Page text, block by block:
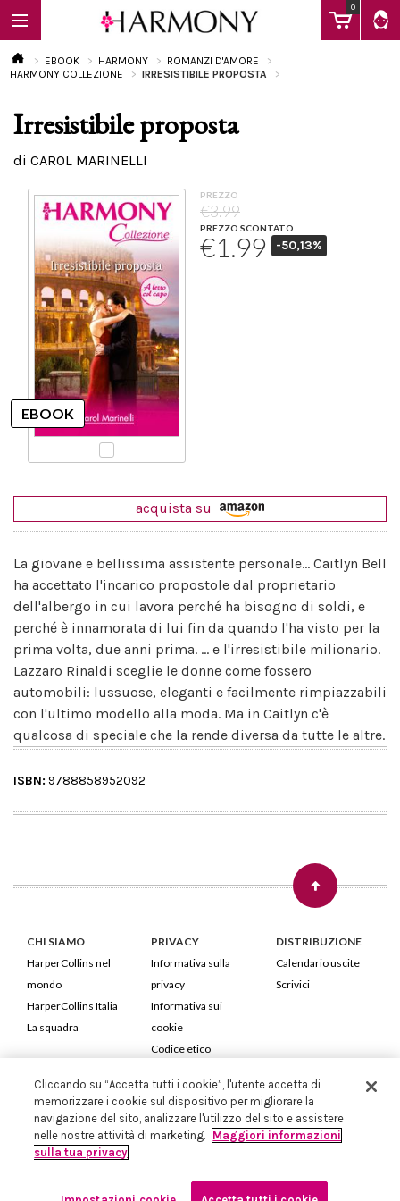
0
EBOOK
Calendario
EBOOK HARMONY
ROMANZI D'AMORE
HARMONY COLLEZIONE
IRRESISTIBILE PROPOSTA
Irresistibile proposta
di CAROL MARINELLI
PREZZO
€3.99
PREZZO SCONTATO
€1.99 -50,13%
acquista su
La giovane e bellissima assistente personale... Caitlyn Bell
ha accettato l'incarico propostole dal proprietario
dell'albergo in cui lavora perché ha bisogno di soldi, e
perché è innamorata di lui fin da quando l'ha visto per la
prima volta, due anni prima. ... e l'irresistibile milionario.
Lazzaro Rinaldi sceglie le donne come fossero
automobili: lussuose, eleganti e facilmente rimpiazzabili
con l'ultimo modello alla moda. Ma in Caitlyn c'è
qualcosa di speciale che la rende diversa da tutte le altre.
ISBN: 9788858952092
CHI SIAMO
HarperCollins nel
mondo
HarperCollins Italia
La squadra
PRIVACY
Informativa sulla
privacy
Informativa sui
cookie
Codice etico
DISTRIBUZIONE
Calendario uscite
Scrivici
HarperCollins Italia S.p.A. Viale Monte Nero, 84 - 20135 Milano
Cod. Fiscale e P.IVA 05946780151 - Capitale Sociale 258.250 €
Iscritta in Milano al Registro delle imprese nr.198004 e REA nr.1051898
Cliccando su “Accetta tutti i cookie”, l'utente accetta di
memorizzare i cookie sul dispositivo per migliorare la
navigazione del sito, analizzare l'utilizzo del sito e assistere
nelle nostre attività di marketing. Maggiori informazioni
sulla tua privacy